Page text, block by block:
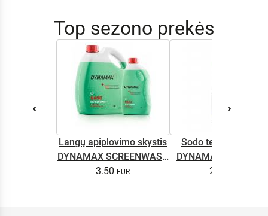
Top sezono prekės
Langų apiplovimo skystis
DYNAMAX SCREENWASH
NANO 4l
3.50
Sodo technikos
DYNAMAX M2T
2.65